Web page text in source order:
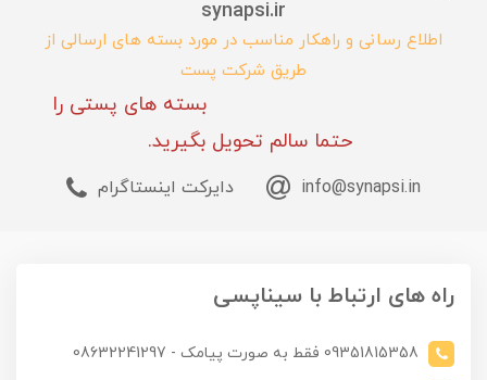
synapsi.ir
اطلاع رسانی و راهکار مناسب در مورد بسته های ارسالی از
طریق شرکت پست
بسته های پستی را
حتما سالم تحویل بگیرید.
info@synapsi.in دایرکت اینستاگرام
راه های ارتباط با سیناپسی
09351815358 فقط به صورت پیامک - 08632241297